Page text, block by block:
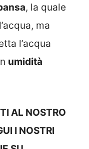
, la quale
ma
l’acqua
umidità
AL NOSTRO
I NOSTRI